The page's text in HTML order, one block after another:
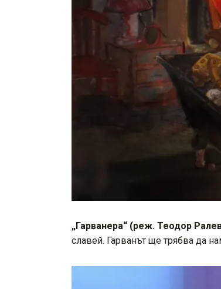
„Гарванера“ (реж. Теодор
славей. Гарванът ще трябва да